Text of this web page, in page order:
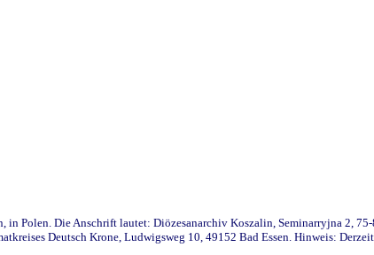
Polen. Die Anschrift lautet: Diözesanarchiv Koszalin, Seminarryjna 2,
Deutsch Krone, Ludwigsweg 10, 49152 Bad Essen. Hinweis: